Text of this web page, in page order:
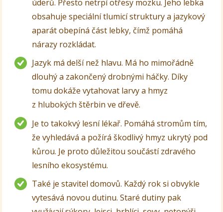
úderů. Přesto netrpí otřesy mozku. Jeho lebka
obsahuje speciální tlumicí struktury a jazykový
aparát obepíná část lebky, čímž pomáhá
nárazy rozkládat.
Jazyk má delší než hlavu. Má ho mimořádně
dlouhý a zakončený drobnými háčky. Díky
tomu dokáže vytahovat larvy a hmyz
z hlubokých štěrbin ve dřevě.
Je to takokvý lesní lékař. Pomáhá stromům tím,
že vyhledává a požírá škodlivý hmyz ukrytý pod
kůrou. Je proto důležitou součástí zdravého
lesního ekosystému.
Také je stavitel domovů. Každý rok si obvykle
vytesává novou dutinu. Staré dutiny pak